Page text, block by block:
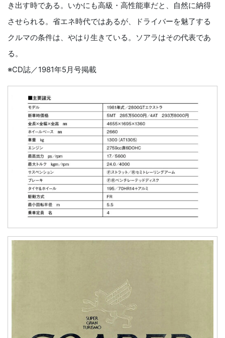
き出す時である。いかにも高級・高性能車だと、自然に納得
させられる。省エネ時代ではあるが、ドライバーを魅了する
クルマの条件は、やはり生きている。ソアラはその代表であ
る。
※CD誌／1981年5月号掲載